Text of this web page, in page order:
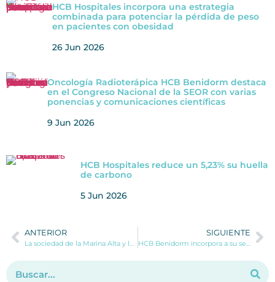
HCB Hospitales incorpora una estrategia
combinada para potenciar la pérdida de peso
en pacientes con obesidad
26 Jun 2026
Oncología Radioterápica HCB Benidorm destaca
en el Congreso Nacional de la SEOR con varias
ponencias y comunicaciones científicas
9 Jun 2026
HCB Hospitales reduce un 5,23% su huella
de carbono
5 Jun 2026
ANTERIOR SIGUIENTE